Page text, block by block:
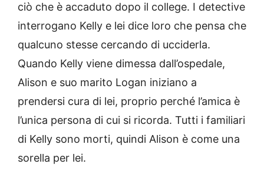
ciò che è accaduto dopo il college. I detective
interrogano Kelly e lei dice loro che pensa che
qualcuno stesse cercando di ucciderla.
Quando Kelly viene dimessa dall’ospedale,
Alison e suo marito Logan iniziano a
prendersi cura di lei, proprio perché l’amica è
l’unica persona di cui si ricorda. Tutti i familiari
di Kelly sono morti, quindi Alison è come una
sorella per lei.